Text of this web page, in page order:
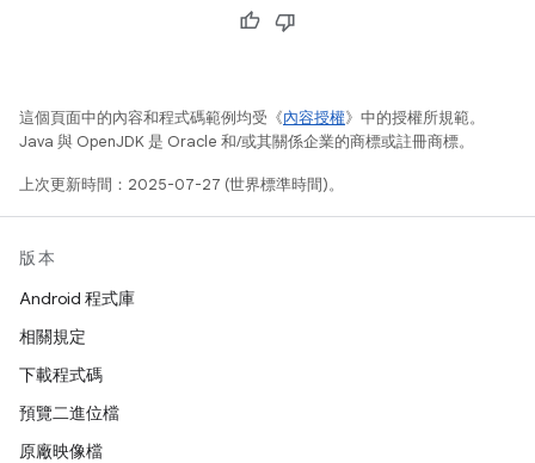
這個頁面中的內容和程式碼範例均受《內容授權》中的授權所規範。
Java 與 OpenJDK 是 Oracle 和/或其關係企業的商標或註冊商標。
上次更新時間：2025-07-27 (世界標準時間)。
版本
Android 程式庫
相關規定
下載程式碼
預覽二進位檔
原廠映像檔